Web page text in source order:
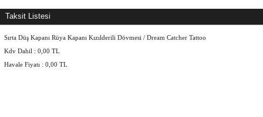
Taksit Listesi
Sırta Düş Kapanı Rüya Kapanı Kızılderili Dövmesi / Dream Catcher Tattoo
Kdv Dahil : 0,00 TL
Havale Fiyatı : 0,00 TL